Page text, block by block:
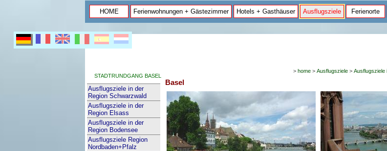
HOME Ferienwohnungen + Gästezimmer Hotels + Gasthäuser Ausflugsziele Ferienorte
STADTRUNDGANG BASEL
Ausflugsziele in der
Region Schwarzwald
Ausflugsziele in der
Region Elsass
Ausflugsziele in der
Region Bodensee
Ausflugsziele Region
Nordbaden+Pfalz
> home> Ausflugsziele> Ausflugsziele
Basel